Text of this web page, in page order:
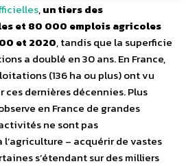
,un tiers des
et 80 000 emplois agricoles
et 2020, tandis que la superficie
a doublé en 30 ans. En France,
(136 ha ou plus) ont vu
ces dernières décennies. Plus
en France de grandes
ne sont pas
– acquérir de vastes
s’étendant sur des milliers